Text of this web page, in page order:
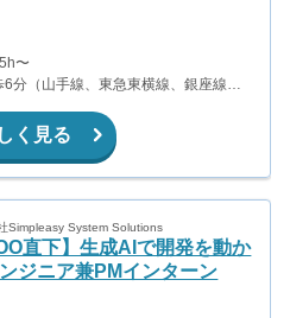
〜
分（山手線、東急東横線、銀座線、
く見る
Simpleasy System Solutions
直下】生成AIで開発を動か
ジニア兼PMインターン